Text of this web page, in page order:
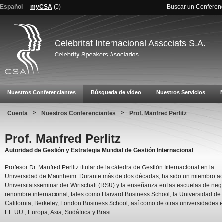
Español myCSA (0) Buscar un
Celebritat Internacional Associats S.A.
Nuestros Conferenciantes Búsqueda de vídeo Nuestros Servicios
Cuenta > Nuestros Conferenciantes > Prof. Manfred Perlitz
Prof. Manfred Perlitz
Autoridad de Gestión y Estrategia Mundial de Gestión Internacional
Profesor Dr. Manfred Perlitz titular de la cátedra de Gestión Internacional en la
Universidad de Mannheim. Durante más de dos décadas, ha sido un miembro
Universitätsseminar der Wirtschaft (RSU) y la enseñanza en las escuelas de
renombre internacional, tales como Harvard Business School, la Universidad de
California, Berkeley, London Business School, así como de otras universidades
EE.UU., Europa, Asia, Sudáfrica y Brasil.